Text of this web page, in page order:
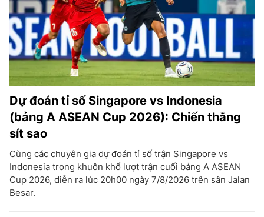
Dự đoán tỉ số Singapore vs Indonesia
(bảng A ASEAN Cup 2026): Chiến thắng
sít sao
Cùng các chuyên gia dự đoán tỉ số trận Singapore vs
Indonesia trong khuôn khổ lượt trận cuối bảng A ASEAN
Cup 2026, diễn ra lúc 20h00 ngày 7/8/2026 trên sân Jalan
Besar.